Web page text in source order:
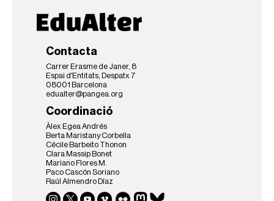
Contacta
Carrer Erasme de Janer, 8
Espai d'Entitats, Despatx 7
08001 Barcelona
edualter@pangea.org
Coordinació
Àlex Egea Andrés
Berta Maristany Corbella
Cécile Barbeito Thonon
Clara Massip Bonet
Mariano Flores M.
Paco Cascón Soriano
Raúl Almendro Díaz